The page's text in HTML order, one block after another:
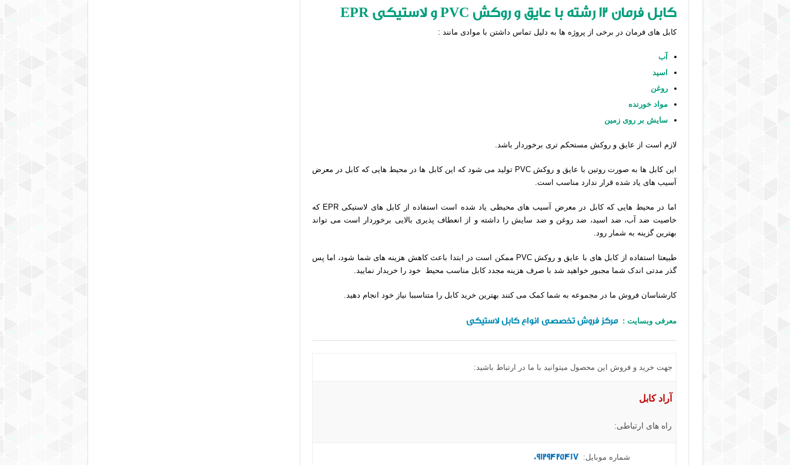
کابل فرمان 12 رشته با عایق و روکش PVCو لاستیکیEPR
کابل های فرمان در برخی از پروژه ها به دلیل تماس داشتن با موادی مانند :
آب
اسید
روغن
مواد خورنده
سایش بر روی زمین
لازم است از عایق و روکش مستحکم تری برخوردار باشد.
این کابل ها به صورت روتین با عایق و روکش PVC تولید می شود که این کابل ها در محیط هایی که کابل در معرض
آسیب های یاد شده قرار ندارد مناسب است.
اما در محیط هایی که کابل در معرض آسیب های محیطی یاد شده است استفاده از کابل های لاستیکی EPR که
خاصیت ضد آب، ضد اسید، ضد روغن و ضد سایش را داشته و از انعطاف پذیری بالایی برخوردار است می تواند
بهترین گزینه به شمار رود.
طبیعتا استفاده از کابل های با عایق و روکش PVC ممکن است در ابتدا باعث کاهش هزینه های شما شود، اما پس
گذر مدتی اندک شما مجبور خواهید شد با صرف هزینه مجدد کابل مناسب محیط خود را خریدار نمایید.
کارشناسان فروش ما در مجموعه به شما کمک می کنند بهترین خرید کابل را متناسببا نیاز خود انجام دهید.
معرفی وبسایت : مرکز فروش تخصصی انواع کابل لاستیکی
جهت خرید و فروش این محصول میتوانید با ما در ارتباط باشید:
آراد کابل
راه های ارتباطی:
شماره موبایل: 09129425417